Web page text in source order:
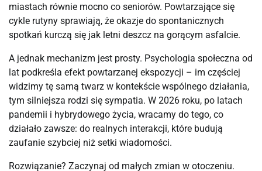
miastach równie mocno co seniorów. Powtarzające się
cykle rutyny sprawiają, że okazje do spontanicznych
spotkań kurczą się jak letni deszcz na gorącym asfalcie.
A jednak mechanizm jest prosty. Psychologia społeczna od
lat podkreśla efekt powtarzanej ekspozycji – im częściej
widzimy tę samą twarz w kontekście wspólnego działania,
tym silniejsza rodzi się sympatia. W 2026 roku, po latach
pandemii i hybrydowego życia, wracamy do tego, co
działało zawsze: do realnych interakcji, które budują
zaufanie szybciej niż setki wiadomości.
Rozwiązanie? Zaczynaj od małych zmian w otoczeniu.